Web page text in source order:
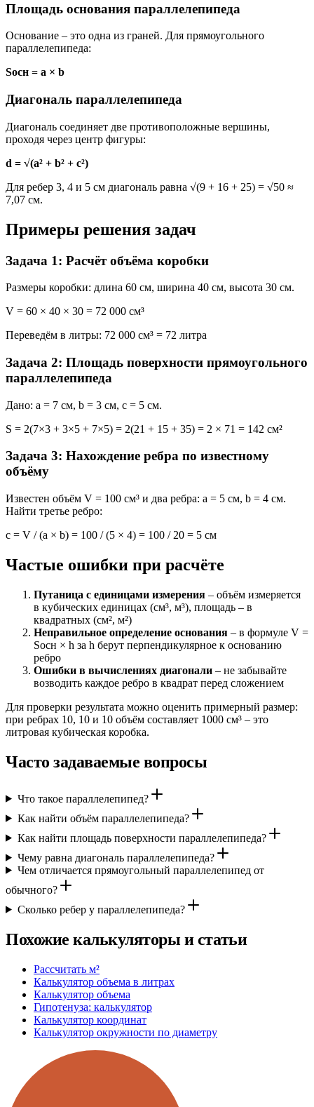
Площадь основания параллелепипеда
Основание – это одна из граней. Для прямоугольного
параллелепипеда:
Sосн = a × b
Диагональ параллелепипеда
Диагональ соединяет две противоположные вершины,
проходя через центр фигуры:
d = √(a² + b² + c²)
Для ребер 3, 4 и 5 см диагональ равна √(9 + 16 + 25) = √50 ≈
7,07 см.
Примеры решения задач
Задача 1: Расчёт объёма коробки
Размеры коробки: длина 60 см, ширина 40 см, высота 30 см.
V = 60 × 40 × 30 = 72 000 см³
Переведём в литры: 72 000 см³ = 72 литра
Задача 2: Площадь поверхности прямоугольного
параллелепипеда
Дано: a = 7 см, b = 3 см, c = 5 см.
S = 2(7×3 + 3×5 + 7×5) = 2(21 + 15 + 35) = 2 × 71 = 142 см²
Задача 3: Нахождение ребра по известному
объёму
Известен объём V = 100 см³ и два ребра: a = 5 см, b = 4 см.
Найти третье ребро:
c = V / (a × b) = 100 / (5 × 4) = 100 / 20 = 5 см
Частые ошибки при расчёте
Путаница с единицами измерения – объём измеряется
в кубических единицах (см³, м³), площадь – в
квадратных (см², м²)
Неправильное определение основания – в формуле V =
Sосн × h за h берут перпендикулярное к основанию
ребро
Ошибки в вычислениях диагонали – не забывайте
возводить каждое ребро в квадрат перед сложением
Для проверки результата можно оценить примерный размер:
при ребрах 10, 10 и 10 объём составляет 1000 см³ – это
литровая кубическая коробка.
Часто задаваемые вопросы
Что такое параллелепипед?
Как найти объём параллелепипеда?
Как найти площадь поверхности параллелепипеда?
Чему равна диагональ параллелепипеда?
Чем отличается прямоугольный параллелепипед от
обычного?
Сколько ребер у параллелепипеда?
Похожие калькуляторы и статьи
Рассчитать м²
Калькулятор объема в литрах
Калькулятор объема
Гипотенуза: калькулятор
Калькулятор координат
Калькулятор окружности по диаметру